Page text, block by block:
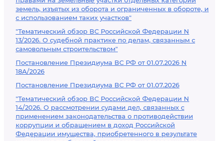
земель, изъятых из оборота и ограниченных в обороте, и
с использованием таких участков"
"Тематический обзор ВС Российской Федерации N
13/2026. О судебной практике по делам, связанным с
самовольным строительством"
Постановление Президиума ВС РФ от 01.07.2026 N
18А/2026
Постановление Президиума ВС РФ от 01.07.2026
"Тематический обзор ВС Российской Федерации N
14/2026. О рассмотрении судами дел, связанных с
применением законодательства о противодействии
коррупции и обращением в доход Российской
Федерации имущества, приобретенного в результате